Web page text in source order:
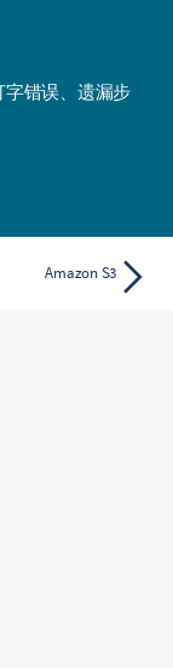
字错误、遗漏步
Amazon S3